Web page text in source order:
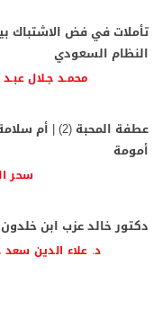
تأملات في فض الاشتباك
النظام السعودي
محمـد جـلال
عطفة المحبة
أمومة
سحر
دكتور خالد عزب ابن
د. علاء الدين